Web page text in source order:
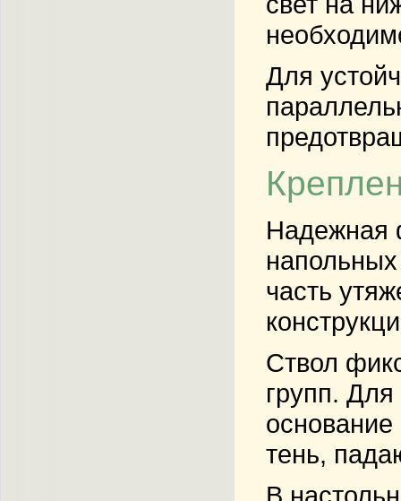
Для
Надежная
часть
Ствол
групп.
основание
тень,